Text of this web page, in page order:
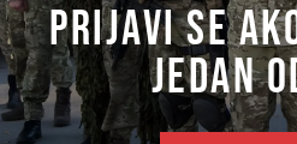
PRIJAVI SE
JEDAN